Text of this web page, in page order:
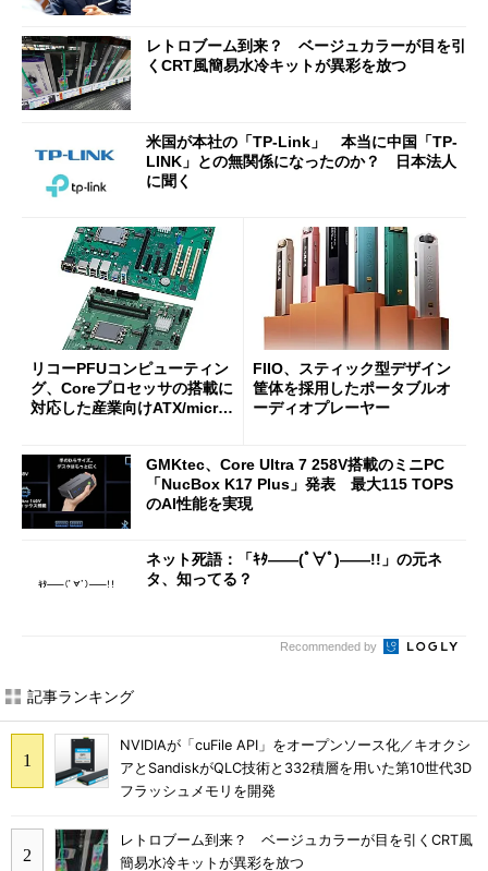
レトロブーム到来？ ベージュカラーが目を引
くCRT風簡易水冷キットが異彩を放つ
米国が本社の「TP-Link」 本当に中国「TP-
LINK」との無関係になったのか？ 日本法人
に聞く
リコーPFUコンピューティン
グ、Coreプロセッサの搭載に
対応した産業向けATX/micro
FIIO、スティック型デザイン
筐体を採用したポータブルオ
ーディオプレーヤー
GMKtec、Core Ultra 7 258V搭載のミニPC
「NucBox K17 Plus」発表 最大115 TOPS
のAI性能を実現
ネット死語：「ｷﾀ――(ﾟ∀ﾟ)――!!」の元ネ
タ、知ってる？
Recommended by
記事ランキング
NVIDIAが「cuFile API」をオープンソース化／キオクシ
アとSandiskがQLC技術と332積層を用いた第10世代3D
フラッシュメモリを開発
レトロブーム到来？ ベージュカラーが目を引くCRT風
簡易水冷キットが異彩を放つ